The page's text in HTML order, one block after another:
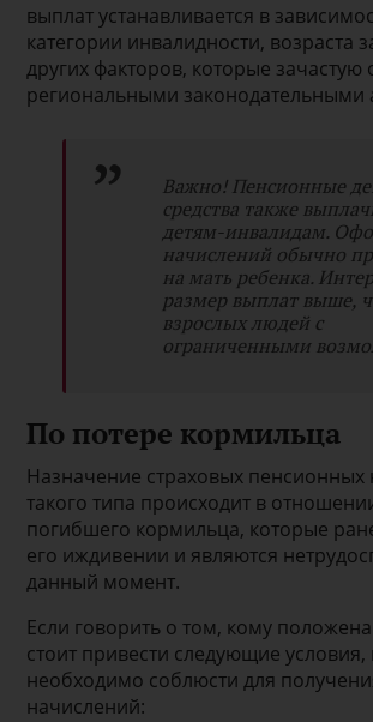
выплат устанавливается в
категории инвалидности, возраста
других факторов, которые зачастую
региональными законодательными
Важно! Пенсионные
средства также
детям-инвалидам.
начислений обычно
на мать ребенка.
размер выплат выше,
взрослых людей с
ограниченными
По потере кормильца
Назначение страховых пенсионных
такого типа происходит в
погибшего кормильца, которые
его иждивении и являются
данный момент.
Если говорить о том, кому
стоит привести следующие условия,
необходимо соблюсти для
начислений: